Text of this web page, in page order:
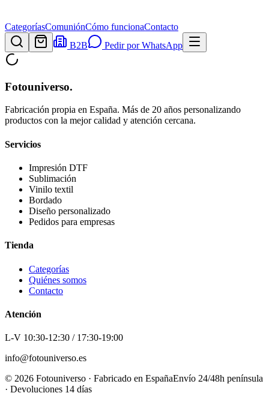
CategoríasComuniónCómo funcionaContacto
B2B
Pedir por WhatsApp
Fotouniverso.
Fabricación propia en España. Más de 20 años personalizando
productos con la mejor calidad y atención cercana.
Servicios
Impresión DTF
Sublimación
Vinilo textil
Bordado
Diseño personalizado
Pedidos para empresas
Tienda
Categorías
Quiénes somos
Contacto
Atención
L-V 10:30-12:30 / 17:30-19:00
info@fotouniverso.es
© 2026 Fotouniverso · Fabricado en EspañaEnvío 24/48h península
· Devoluciones 14 días